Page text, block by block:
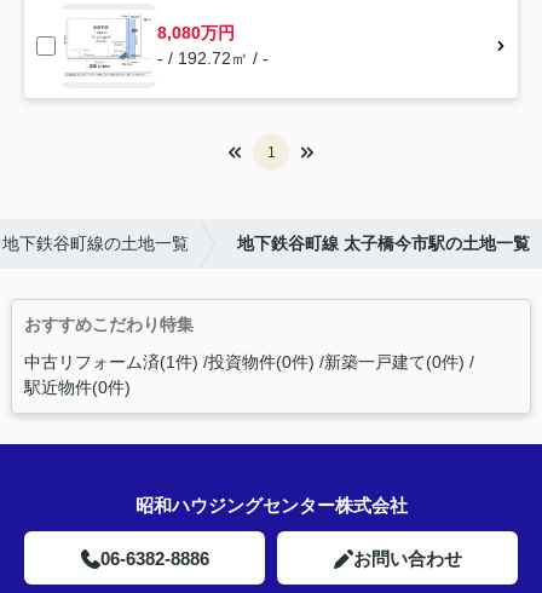
8,080万円
- / 192.72㎡ / -
1
地下鉄谷町線の土地一覧 地下鉄谷町線 太子橋今市駅の土地一覧
おすすめこだわり特集
中古リフォーム済(1件) 投資物件(0件) 新築一戸建て(0件)
駅近物件(0件)
昭和ハウジングセンター株式会社
06-6382-8886 お問い合わせ